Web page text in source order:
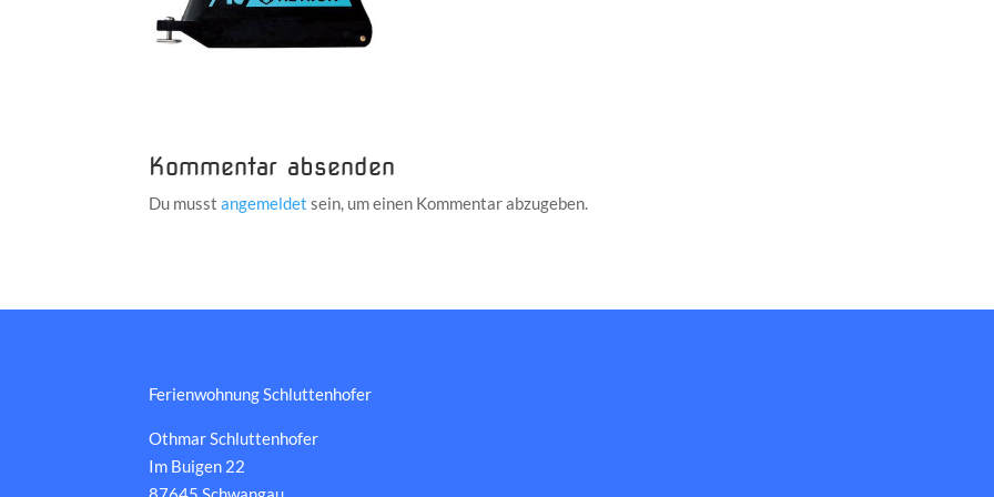
Kommentar absenden
Du musstangemeldet sein, um einen Kommentar abzugeben.
Ferienwohnung Schluttenhofer
Othmar Schluttenhofer
Im Buigen 22